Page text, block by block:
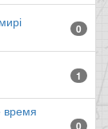
0
1
время
0